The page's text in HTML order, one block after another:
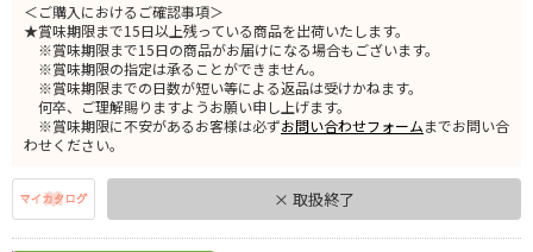
＜ご購入におけるご確認事項＞
★賞味期限まで15日以上残っている商品を出荷いたします。
※賞味期限まで15日の商品がお届けになる場合もございます。
※賞味期限の指定は承ることができません。
※賞味期限までの日数が短い等による返品は受けかねます。
何卒、ご理解賜りますようお願い申し上げます。
※賞味期限に不安があるお客様は必ずお問い合わせフォームまでお問い合
わせください。
× 取扱終了